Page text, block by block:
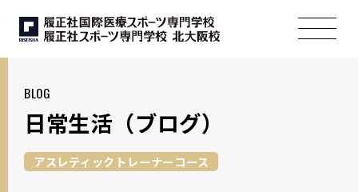
BLOG
日常生活 （ブログ）
アスレティックトレーナーコース